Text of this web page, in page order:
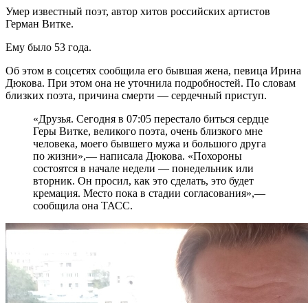
Умер известный поэт, автор хитов российских артистов
Герман Витке.
Ему было 53 года.
Об этом в соцсетях сообщила его бывшая жена, певица Ирина
Дюкова. При этом она не уточнила подробностей. По словам
близких поэта, причина смерти — сердечный приступ.
«Друзья. Сегодня в 07:05 перестало биться сердце
Геры Витке, великого поэта, очень близкого мне
человека, моего бывшего мужа и большого друга
по жизни»,— написала Дюкова. «Похороны
состоятся в начале недели — понедельник или
вторник. Он просил, как это сделать, это будет
кремация. Место пока в стадии согласования»,—
сообщила она ТАСС.